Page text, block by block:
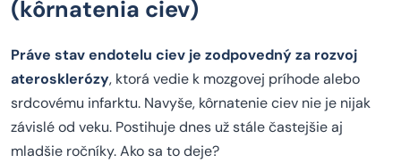
(kôrnatenia ciev)
Práve stav endotelu ciev je zodpovedný za rozvoj
aterosklerózy, ktorá vedie k mozgovej príhode alebo
srdcovému infarktu. Navyše, kôrnatenie ciev nie je nijak
závislé od veku. Postihuje dnes už stále častejšie aj
mladšie ročníky. Ako sa to deje?